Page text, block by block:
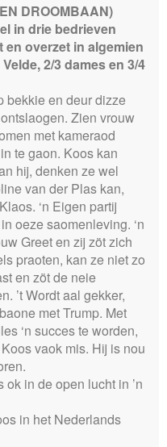
DROOMBAAN)
in drie bedrieven
overzet in algemien
2/3 dames en 3/4
bekkie en deur dizze
Zien vrouw
met kameraod
te gaon. Koos kan
hij, denken ze wel
van der Plas kan,
‘n Eigen partij
oeze saomenleving. ‘n
Greet en zij zöt zich
praoten, kan ze niet zo
en zöt de neie
’t Wordt aal gekker,
met Trump. Met
‘n succes te worden,
vaok mis. Hij is nou
in de open lucht in ’n
in het Nederlands